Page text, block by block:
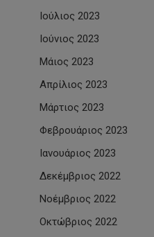
Ιούλιος 2023
Ιούνιος 2023
Μάιος 2023
Απρίλιος 2023
Μάρτιος 2023
Φεβρουάριος 2023
Ιανουάριος 2023
Δεκέμβριος 2022
Νοέμβριος 2022
Οκτώβριος 2022